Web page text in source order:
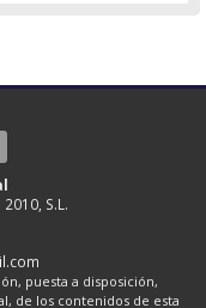
S.L.
puesta a disposición,
de los contenidos de esta